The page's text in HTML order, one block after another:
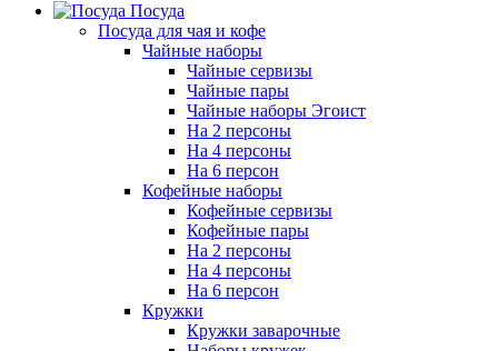
Посуда
Посуда для чая и кофе
Чайные наборы
Чайные сервизы
Чайные пары
Чайные наборы Эгоист
На 2 персоны
На 4 персоны
На 6 персон
Кофейные наборы
Кофейные сервизы
Кофейные пары
На 2 персоны
На 4 персоны
На 6 персон
Кружки
Кружки заварочные